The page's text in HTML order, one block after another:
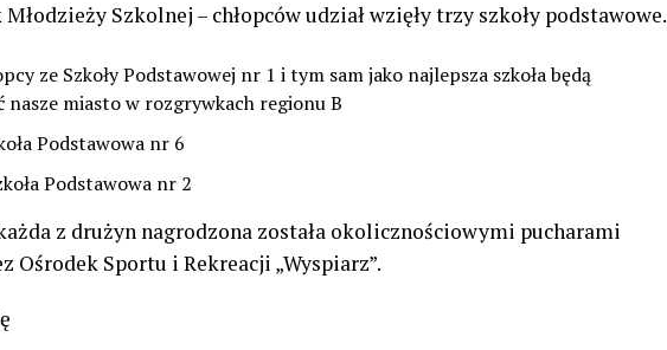
Szkolnej – chłopców udział wzięły trzy szkoły podstawowe.
ze Szkoły Podstawowej nr 1 i tym sam jako najlepsza szkoła będą
nasze miasto w rozgrywkach regionu B
Podstawowa nr 6
Podstawowa nr 2
z drużyn nagrodzona została okolicznościowymi pucharami
Ośrodek Sportu i Rekreacji „Wyspiarz”.